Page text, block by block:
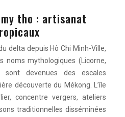
tho : artisanat
delta depuis Hô Chi Minh-Ville,
noms mythologiques (Licorne,
sont devenues des escales
découverte du Mékong. L’île
concentre vergers, ateliers
traditionnelles disséminées